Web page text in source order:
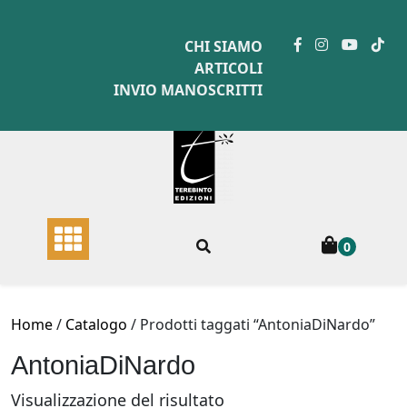
CHI SIAMO
ARTICOLI
INVIO MANOSCRITTI
0
Home/ Catalogo / Prodotti taggati “AntoniaDiNardo”
AntoniaDiNardo
Visualizzazione del risultato